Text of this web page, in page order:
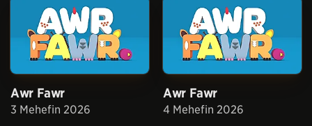
Awr Fawr
3 Mehefin 2026
Awr Fawr
4 Mehefin 2026